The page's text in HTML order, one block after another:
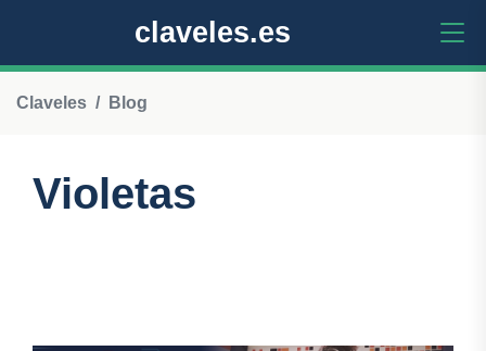
claveles.es
Claveles Blog
Violetas